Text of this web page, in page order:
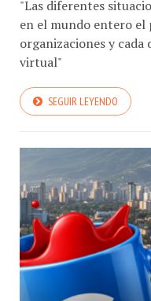
"Las diferentes
en el mundo entero el
organizaciones y
virtual"
SEGUIR LEYENDO